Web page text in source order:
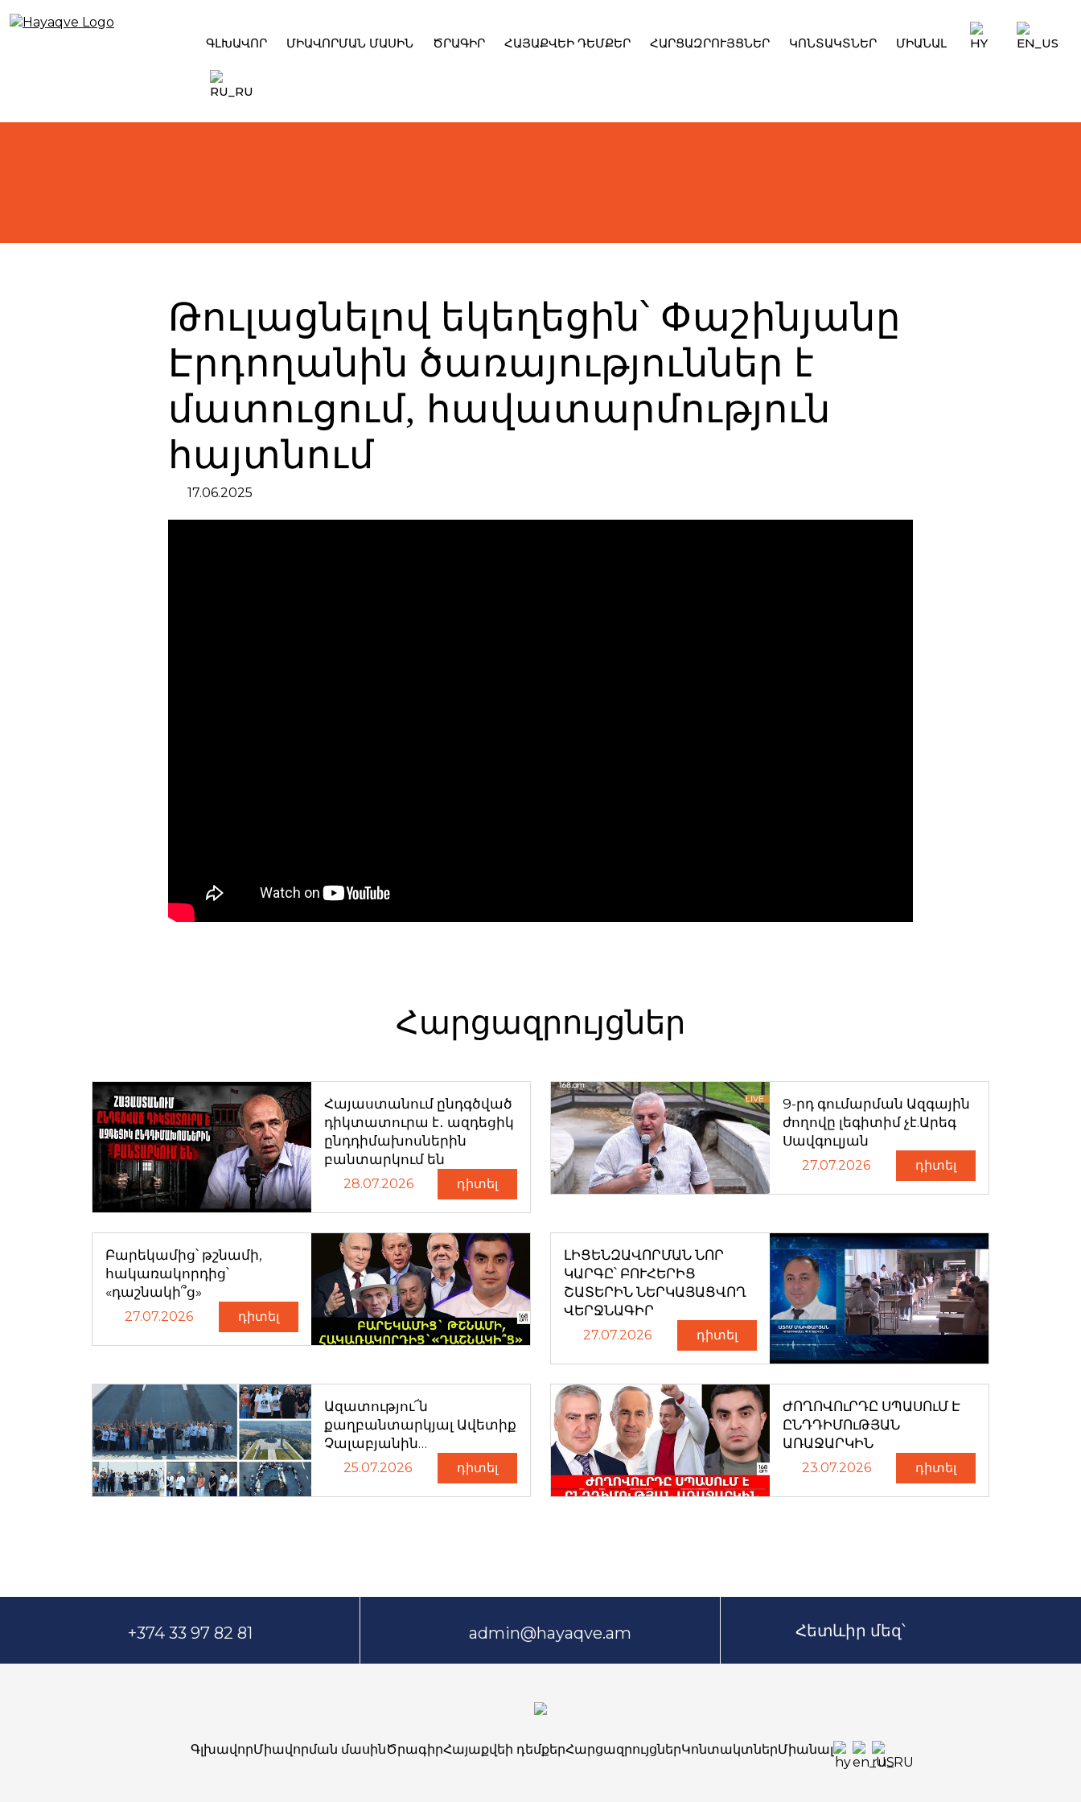
to
ԳԼԽԱՎՈՐ ՄԻԱՎՈՐՄԱՆ ՄԱՍԻՆ ԾՐԱԳԻՐ ՀԱՅԱՔՎԵԻ ԴԵՄՔԵՐ ՀԱՐՑԱԶՐՈՒՅՑՆԵՐ ԿՈՆՏԱԿՏՆԵՐ ՄԻԱՆԱԼ
Թուլացնելով եկեղեցին՝ Փաշինյանը
Էրդողանին ծառայություններ է
մատուցում, հավատարմություն
հայտնում
17.06.2025
Հարցազրույցներ
Հայաստանում ընդգծված
դիկտատուրա է․ ազդեցիկ
ընդդիմախոսներին
բանտարկում են
28.07.2026 դիտել
9-րդ գումարման Ազգային
ժողովը լեգիտիմ չէ.Արեգ
Սավգուլյան
27.07.2026 դիտել
Բարեկամից՝ թշնամի,
հակառակորդից՝
«դաշնակի՞ց»
27.07.2026 դիտել
ԼԻՑԵՆԶԱՎՈՐՄԱՆ ՆՈՐ
ԿԱՐԳԸ՝ ԲՈՒՀԵՐԻՑ
ՇԱՏԵՐԻՆ ՆԵՐԿԱՅԱՑՎՈՂ
ՎԵՐՋՆԱԳԻՐ
27.07.2026 դիտել
Ազատությու՜ն
քաղբանտարկյալ Ավետիք
Չալաբյանին…
25.07.2026 դիտել
ԺՈՂՈՎՈւՐԴԸ ՍՊԱՍՈւՄ Է
ԸՆԴԴԻՄՈւԹՅԱՆ
ԱՌԱՋԱՐԿԻՆ
23.07.2026 դիտել
+374 33 97 82 81 admin@hayaqve.am Հետևիր մեզ՝
ԳլխավորՄիավորման մասինԾրագիրՀայաքվեի դեմքերՀարցազրույցներԿոնտակտներՄիանալ